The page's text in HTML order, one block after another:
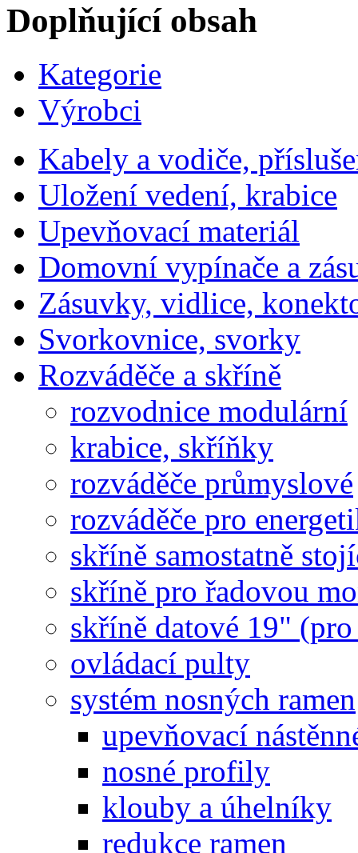
Doplňující obsah
Kategorie
Výrobci
Kabely a vodiče,
Uložení vedení, krabice
Upevňovací materiál
Domovní vypínače a
Zásuvky, vidlice,
Svorkovnice, svorky
Rozváděče a skříně
rozvodnice modulární
krabice, skříňky
rozváděče průmyslové
rozváděče pro
skříně samostatně
skříně pro řadovou
skříně datové 19"
ovládací pulty
systém nosných ramen
upevňovací
nosné profily
klouby a úhelníky
redukce ramen